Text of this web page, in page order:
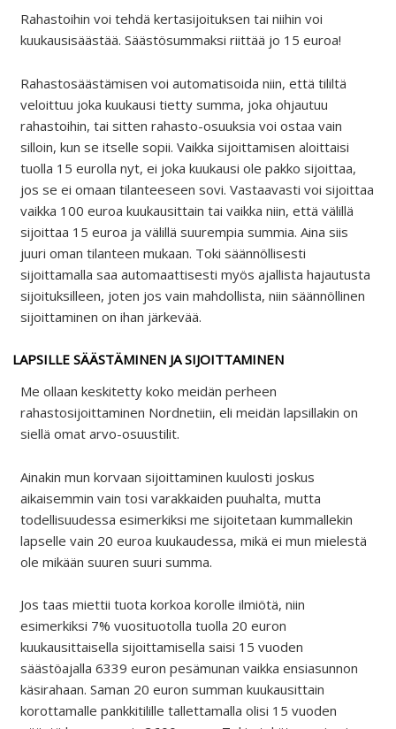
Rahastoihin voi tehdä kertasijoituksen tai niihin voi
kuukausisäästää. Säästösummaksi riittää jo 15 euroa!
Rahastosäästämisen voi automatisoida niin, että tililtä
veloittuu joka kuukausi tietty summa, joka ohjautuu
rahastoihin, tai sitten rahasto-osuuksia voi ostaa vain
silloin, kun se itselle sopii. Vaikka sijoittamisen aloittaisi
tuolla 15 eurolla nyt, ei joka kuukausi ole pakko sijoittaa,
jos se ei omaan tilanteeseen sovi. Vastaavasti voi sijoittaa
vaikka 100 euroa kuukausittain tai vaikka niin, että välillä
sijoittaa 15 euroa ja välillä suurempia summia. Aina siis
juuri oman tilanteen mukaan. Toki säännöllisesti
sijoittamalla saa automaattisesti myös ajallista hajautusta
sijoituksilleen, joten jos vain mahdollista, niin säännöllinen
sijoittaminen on ihan järkevää.
LAPSILLE SÄÄSTÄMINEN JA SIJOITTAMINEN
Me ollaan keskitetty koko meidän perheen
rahastosijoittaminen Nordnetiin, eli meidän lapsillakin on
siellä omat arvo-osuustilit.
Ainakin mun korvaan sijoittaminen kuulosti joskus
aikaisemmin vain tosi varakkaiden puuhalta, mutta
todellisuudessa esimerkiksi me sijoitetaan kummallekin
lapselle vain 20 euroa kuukaudessa, mikä ei mun mielestä
ole mikään suuren suuri summa.
Jos taas miettii tuota korkoa korolle ilmiötä, niin
esimerkiksi 7% vuosituotolla tuolla 20 euron
kuukausittaisella sijoittamisella saisi 15 vuoden
säästöajalla 6339 euron pesämunan vaikka ensiasunnon
käsirahaan. Saman 20 euron summan kuukausittain
korottamalle pankkitilille tallettamalla olisi 15 vuoden